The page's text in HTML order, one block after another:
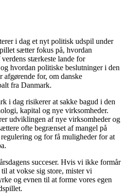
i dag et nyt politisk udspil under
sætter fokus på, hvordan
stærkeste lande for
hvordan politiske beslutninger i den
afgørende for, om danske
fra Danmark.
i dag risikerer at sakke bagud i den
kapital og nye virksomheder.
udviklingen af nye virksomheder og
ofte begrænset af mangel på
og for få muligheder for at
succeser. Hvis vi ikke formår
at vokse sig store, mister vi
og evnen til at forme vores egen